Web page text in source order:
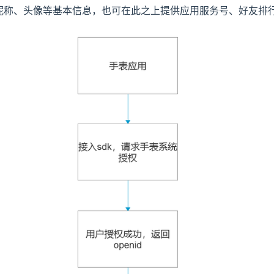
、头像等基本信息，也可在此之上提供应用服务号、好友排